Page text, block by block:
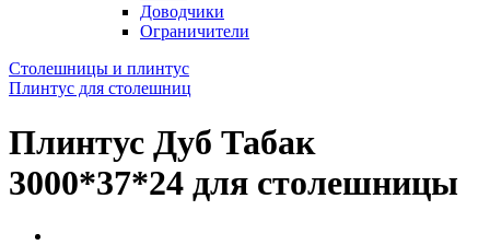
Доводчики
Ограничители
Столешницы и плинтус
Плинтус для столешниц
Плинтус Дуб Табак
3000*37*24 для столешницы